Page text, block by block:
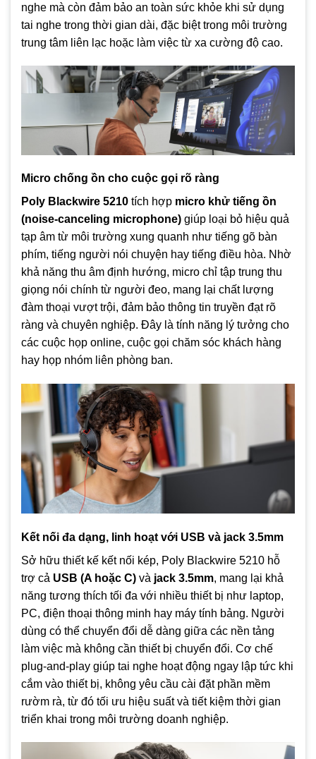
nghe mà còn đảm bảo an toàn sức khỏe khi sử dụng
tai nghe trong thời gian dài, đặc biệt trong môi trường
trung tâm liên lạc hoặc làm việc từ xa cường độ cao.
Micro chống ồn cho cuộc gọi rõ ràng
Poly Blackwire 5210 tích hợp micro khử tiếng ồn
(noise-canceling microphone) giúp loại bỏ hiệu quả
tạp âm từ môi trường xung quanh như tiếng gõ bàn
phím, tiếng người nói chuyện hay tiếng điều hòa. Nhờ
khả năng thu âm định hướng, micro chỉ tập trung thu
giọng nói chính từ người đeo, mang lại chất lượng
đàm thoại vượt trội, đảm bảo thông tin truyền đạt rõ
ràng và chuyên nghiệp. Đây là tính năng lý tưởng cho
các cuộc họp online, cuộc gọi chăm sóc khách hàng
hay họp nhóm liên phòng ban.
Kết nối đa dạng, linh hoạt với USB và jack 3.5mm
Sở hữu thiết kế kết nối kép, Poly Blackwire 5210 hỗ
trợ cả USB (A hoặc C) và jack 3.5mm, mang lại khả
năng tương thích tối đa với nhiều thiết bị như laptop,
PC, điện thoại thông minh hay máy tính bảng. Người
dùng có thể chuyển đổi dễ dàng giữa các nền tảng
làm việc mà không cần thiết bị chuyển đổi. Cơ chế
plug-and-play giúp tai nghe hoạt động ngay lập tức khi
cắm vào thiết bị, không yêu cầu cài đặt phần mềm
rườm rà, từ đó tối ưu hiệu suất và tiết kiệm thời gian
triển khai trong môi trường doanh nghiệp.